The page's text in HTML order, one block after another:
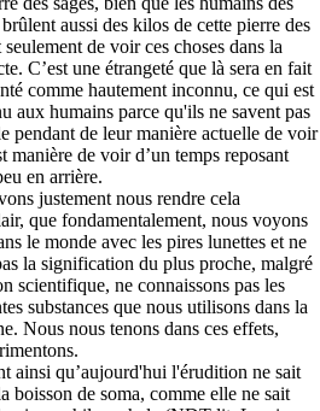
aussi des kilos de cette pierre des
de voir ces choses dans la
C’est une étrangeté que là sera en fait
comme hautement inconnu, ce qui est
aux humains parce qu'ils ne savent pas
pendant de leur manière actuelle de voir
manière de voir d’un temps reposant
en arrière.
justement nous rendre cela
que fondamentalement, nous voyons
le monde avec les pires lunettes et ne
la signification du plus proche, malgré
scientifique, ne connaissons pas les
substances que nous utilisons dans la
Nous nous tenons dans ces effets,
ainsi qu’aujourd'hui l'érudition ne sait
boisson de soma, comme elle ne sait